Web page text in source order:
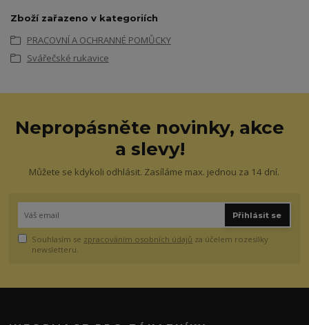
Zboží zařazeno v kategoriích
PRACOVNÍ A OCHRANNÉ POMŮCKY
Svářečské rukavice
Nepropásněte novinky, akce
a slevy!
Můžete se kdykoli odhlásit. Zasíláme max. jednou za 14 dní.
Přihlásit se
Souhlasím se zpracováním osobních údajů za účelem rozesílky
newsletteru.